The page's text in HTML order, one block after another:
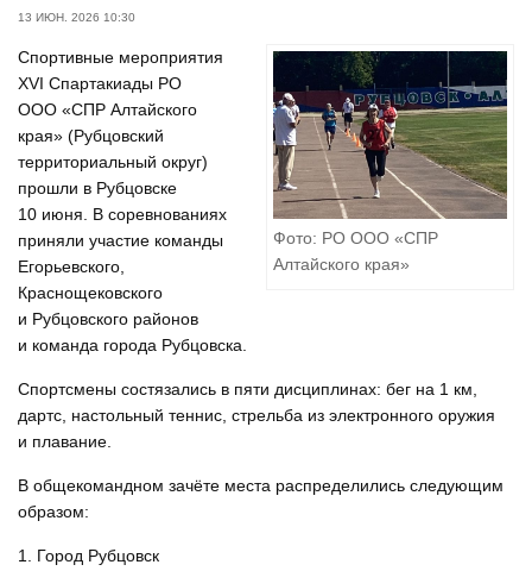
13 ИЮН. 2026 10:30
Фото: РО ООО «СПР
Алтайского края»
Спортивные мероприятия
XVI Спартакиады РО
ООО «СПР Алтайского
края» (Рубцовский
территориальный округ)
прошли в Рубцовске
10 июня. В соревнованиях
приняли участие команды
Егорьевского,
Краснощековского
и Рубцовского районов
и команда города Рубцовска.
Спортсмены состязались в пяти дисциплинах: бег на 1 км,
дартс, настольный теннис, стрельба из электронного оружия
и плавание.
В общекомандном зачёте места распределились следующим
образом:
1. Город Рубцовск